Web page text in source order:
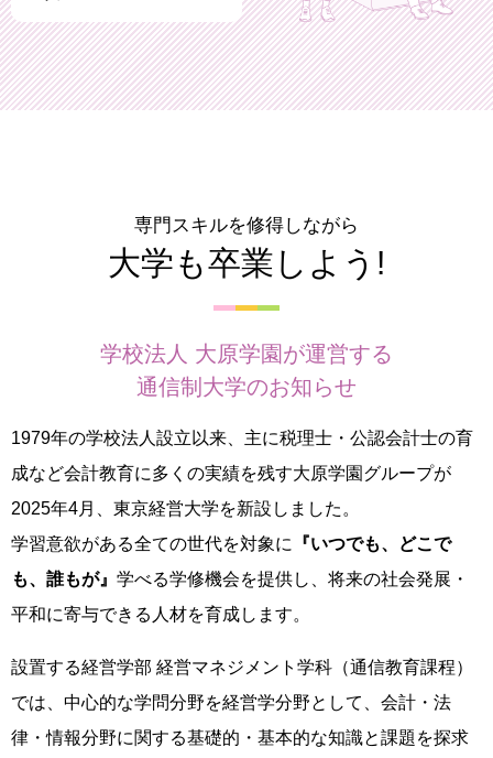
専門スキルを修得しながら
大学も卒業しよう!
学校法人 大原学園が運営する
通信制大学のお知らせ
1979年の学校法人設立以来、主に税理士・公認会計士の育
成など会計教育に多くの実績を残す大原学園グループが
2025年4月、東京経営大学を新設しました。
学習意欲がある全ての世代を対象に
『いつでも、どこで
も、誰もが』 学べる学修機会を提供し、将来の社会発展・
平和に寄与できる人材を育成します。
設置する経営学部 経営マネジメント学科（通信教育課程）
では、中心的な学問分野を経営学分野として、会計・法
律・情報分野に関する基礎的・基本的な知識と課題を探求